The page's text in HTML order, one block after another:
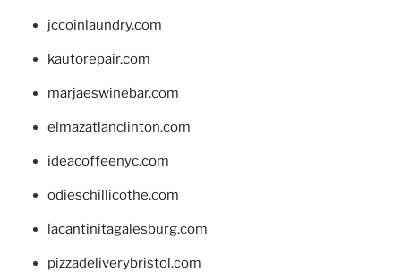
jccoinlaundry.com
kautorepair.com
marjaeswinebar.com
elmazatlanclinton.com
ideacoffeenyc.com
odieschillicothe.com
lacantinitagalesburg.com
pizzadeliverybristol.com